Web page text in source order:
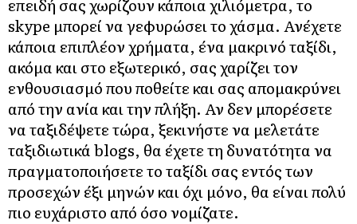
επειδή σας χωρίζουν κάποια χιλιόμετρα, το
skype μπορεί να γεφυρώσει το χάσμα. Ανέχετε
κάποια επιπλέον χρήματα, ένα μακρινό ταξίδι,
ακόμα και στο εξωτερικό, σας χαρίζει τον
ενθουσιασμό που ποθείτε και σας απομακρύνει
από την ανία και την πλήξη. Αν δεν μπορέσετε
να ταξιδέψετε τώρα, ξεκινήστε να μελετάτε
ταξιδιωτικά blogs, θα έχετε τη δυνατότητα να
πραγματοποιήσετε το ταξίδι σας εντός των
προσεχών έξι μηνών και όχι μόνο, θα είναι πολύ
πιο ευχάριστο από όσο νομίζατε.